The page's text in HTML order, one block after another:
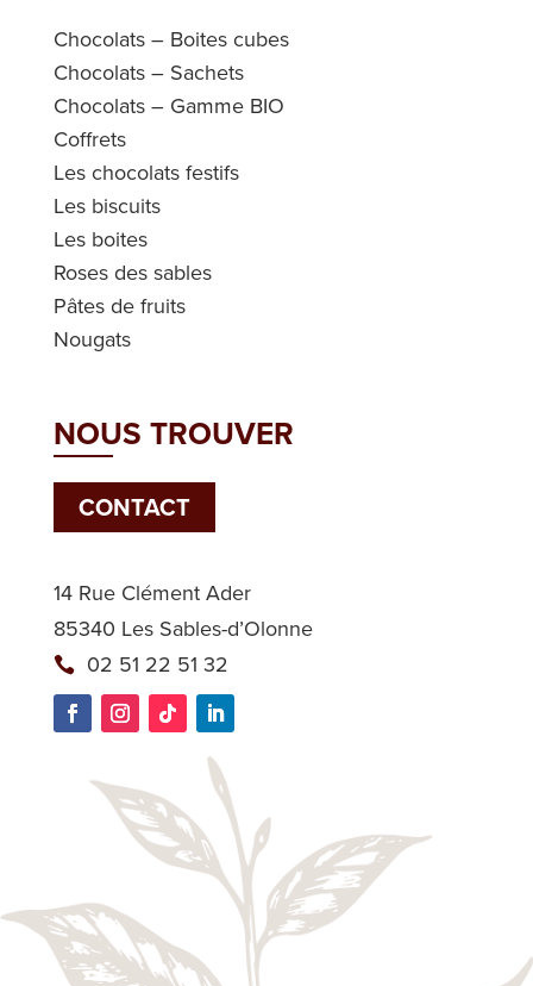
Chocolats – Boites cubes
Chocolats – Sachets
Chocolats – Gamme BIO
Coffrets
Les chocolats festifs
Les biscuits
Les boites
Roses des sables
Pâtes de fruits
Nougats
NOUS TROUVER
CONTACT
14 Rue Clément Ader
85340 Les Sables-d’Olonne
02 51 22 51 32